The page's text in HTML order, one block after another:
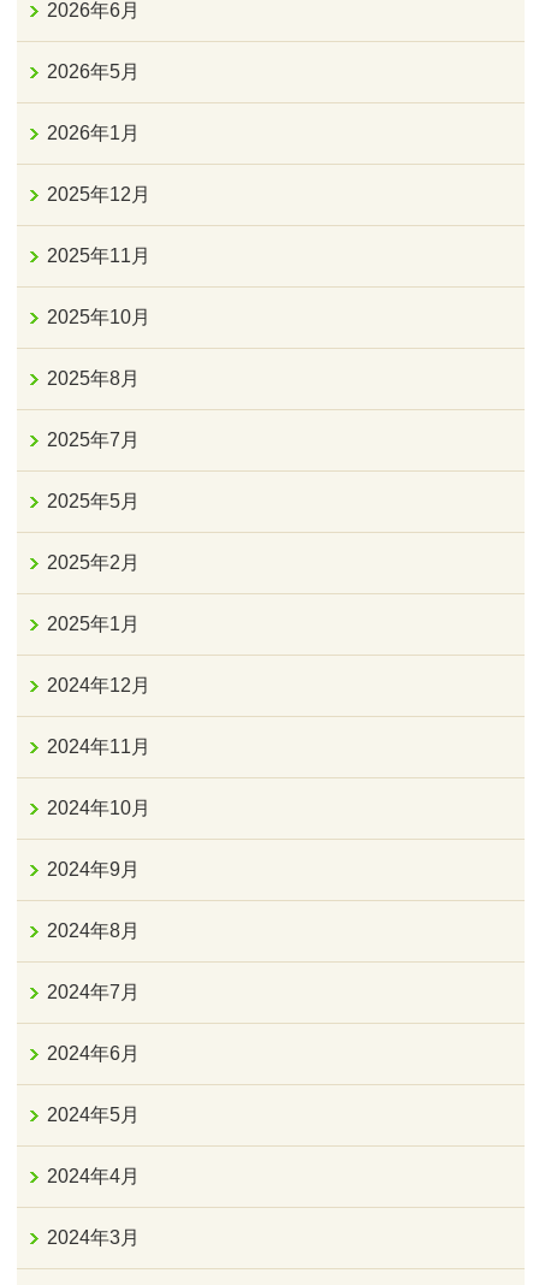
2026年6月
2026年5月
2026年1月
2025年12月
2025年11月
2025年10月
2025年8月
2025年7月
2025年5月
2025年2月
2025年1月
2024年12月
2024年11月
2024年10月
2024年9月
2024年8月
2024年7月
2024年6月
2024年5月
2024年4月
2024年3月